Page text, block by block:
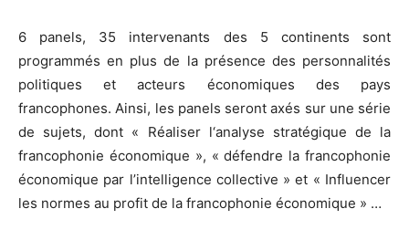
6 panels, 35 intervenants des 5 continents sont
programmés en plus de la présence des personnalités
politiques et acteurs économiques des pays
francophones. Ainsi, les panels seront axés sur une série
de sujets, dont « Réaliser l‘analyse stratégique de la
francophonie économique », « défendre la francophonie
économique par l’intelligence collective » et « Influencer
les normes au profit de la francophonie économique » …